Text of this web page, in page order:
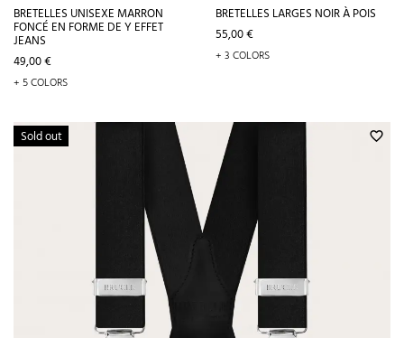
BRETELLES UNISEXE MARRON
FONCÉ EN FORME DE Y EFFET
JEANS
Prix
49,00 €
+ 5 COLORS
BRETELLES LARGES NOIR À POIS
Prix
55,00 €
+ 3 COLORS
favorite_border
Sold out